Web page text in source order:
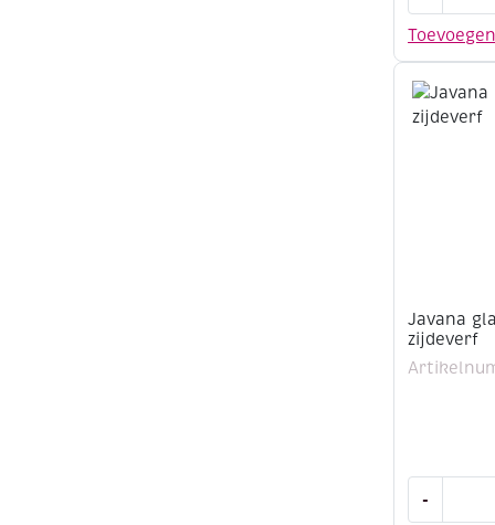
Toevoegen
voor
kleurloos,
20
ml
Javana
zijdeverf
-